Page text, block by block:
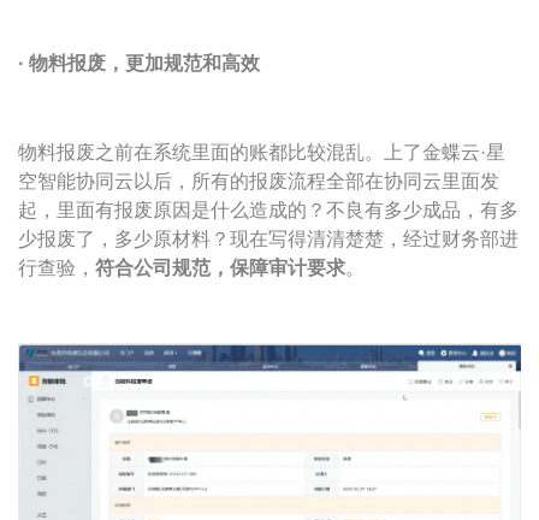
· 物料报废，更加规范和高效
物料报废之前在系统里面的账都比较混乱。上了金蝶云·星
空智能协同云以后，所有的报废流程全部在协同云里面发
起，里面有报废原因是什么造成的？不良有多少成品，有多
少报废了，多少原材料？现在写得清清楚楚，经过财务部进
行查验， 符合公司规范，保障审计要求。